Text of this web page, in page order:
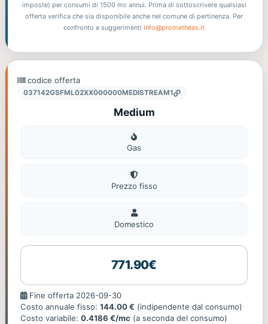
imposte) per consumi di 1500 mc annui. Prima di sottoscrivere qualsiasi
offerta verifica che sia disponibile anche nel comune di pertinenza. Per
confronto e suggerimenti info@prometheas.it
codice offerta
037142GSFML02XX000000MEDISTREAM1
Medium
Gas
Gas
Prezzo fisso
Domestico
Domestico
771.90€
Fine
offerta
Fine offerta 2026-09-30
Costo annuale fisso: 144.00 € (indipendente dal consumo)
Costo variabile: 0.4186 €/mc (a seconda del consumo)